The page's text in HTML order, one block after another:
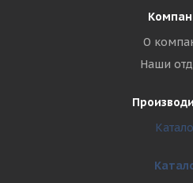
О
Наши